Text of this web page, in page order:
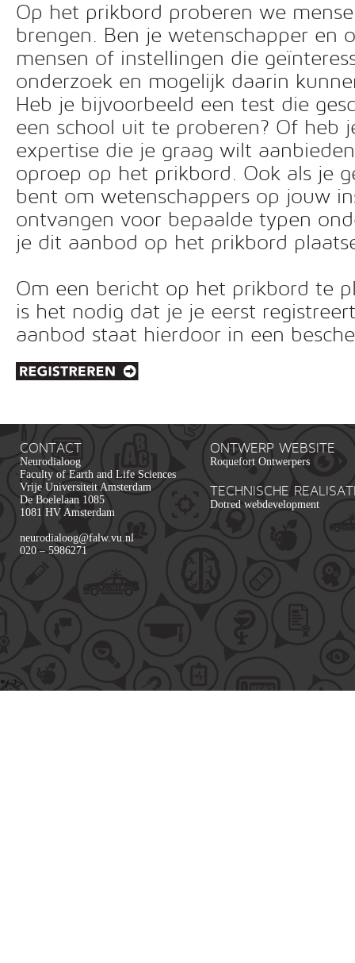
Op het prikbord proberen we
brengen. Ben je wetenschapper en
mensen of instellingen die
onderzoek en mogelijk daarin
Heb je bijvoorbeeld een test die
een school uit te proberen? Of heb
expertise die je graag wilt
oproep op het prikbord. Ook als je
bent om wetenschappers op jouw
ontvangen voor bepaalde typen
je dit aanbod op het prikbord
Om een bericht op het prikbord te
is het nodig dat je je eerst
aanbod staat hierdoor in een
CONTACT
Neurodialoog
Faculty of Earth and Life Sciences
Vrije Universiteit Amsterdam
De Boelelaan 1085
1081 HV Amsterdam
neurodialoog@falw.vu.nl
020 – 5986271
ONTWERP WEBSITE
Roquefort Ontwerpers
TECHNISCHE
Dotred webdevelopment
*/ ?>